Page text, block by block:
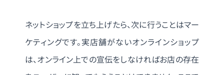
ネットショップを立ち上げたら、次に行うことはマー
ケティングです。実店舗がないオンラインショップ
は、オンライン上での宣伝をしなければお店の存在